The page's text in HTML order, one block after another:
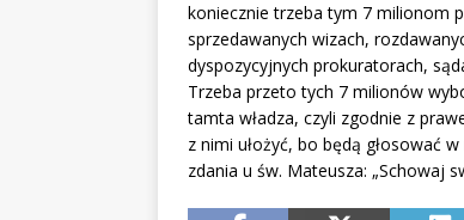
koniecznie trzeba tym 7 milionom
sprzedawanych wizach,
dyspozycyjnych prokuratorach,
Trzeba przeto tych 7 milionów
tamta władza, czyli zgodnie z
z nimi ułożyć, bo będą głosować
zdania u św. Mateusza: „Schowaj